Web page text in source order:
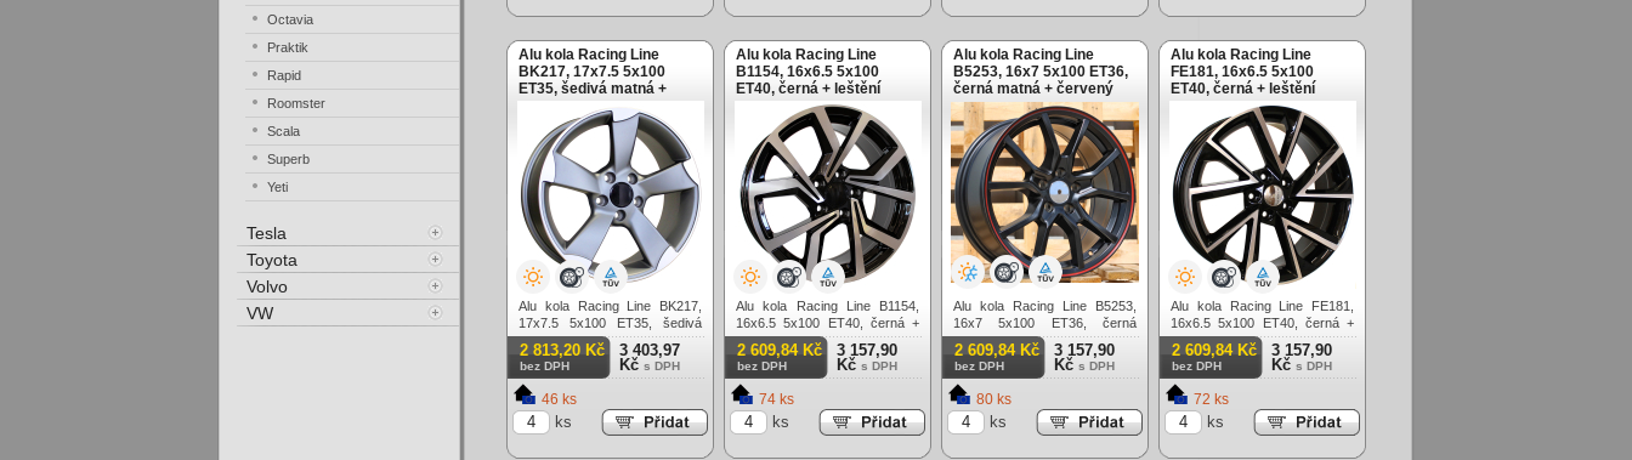
Alu kola Racing Line
BK217, 17x7.5 5x100
ET35, šedivá matná +
Alu kola Racing Line BK217,
17x7.5 5x100 ET35, šedivá
matná + leštění
2 813,20 Kč
bez DPH
3 403,97
Kč s DPH
46 ks
ks
Alu kola Racing Line
B1154, 16x6.5 5x100
ET40, černá + leštění
Alu kola Racing Line B1154,
16x6.5 5x100 ET40, černá +
leštění
2 609,84 Kč
bez DPH
3 157,90
Kč s DPH
74 ks
ks
Alu kola Racing Line
B5253, 16x7 5x100 ET36,
černá matná + červený
límec
Alu kola Racing Line B5253,
16x7 5x100 ET36, černá
matná + červený límec
2 609,84 Kč
bez DPH
3 157,90
Kč s DPH
80 ks
ks
Alu kola Racing Line
FE181, 16x6.5 5x100
ET40, černá + leštění
Alu kola Racing Line FE181,
16x6.5 5x100 ET40, černá +
leštění
2 609,84 Kč
bez DPH
3 157,90
Kč s DPH
72 ks
ks
Octavia
Praktik
Rapid
Roomster
Scala
Superb
Yeti
Tesla
Toyota
Volvo
VW